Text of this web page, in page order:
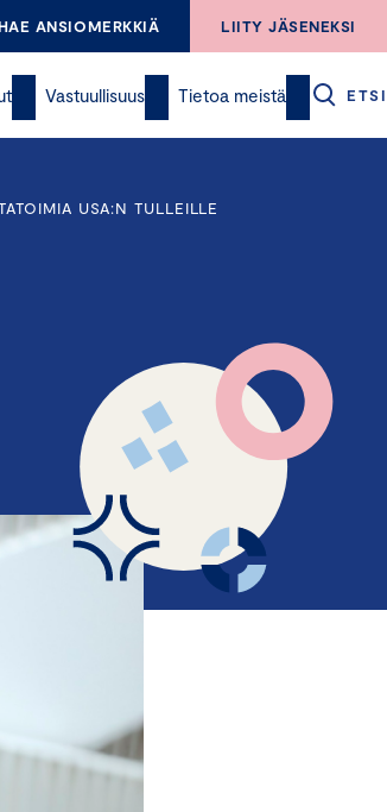
ANSIOMERKKIÄ LIITY JÄSENEKSI
Vastuullisuus Tietoa meistä ETSI
USA:N TULLEILLE